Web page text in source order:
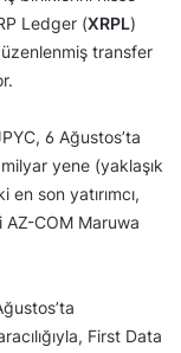
Ledger (XRPL)
transfer
6 Ağustos’ta
yene (yaklaşık
en son yatırımcı,
COM Maruwa
First Data